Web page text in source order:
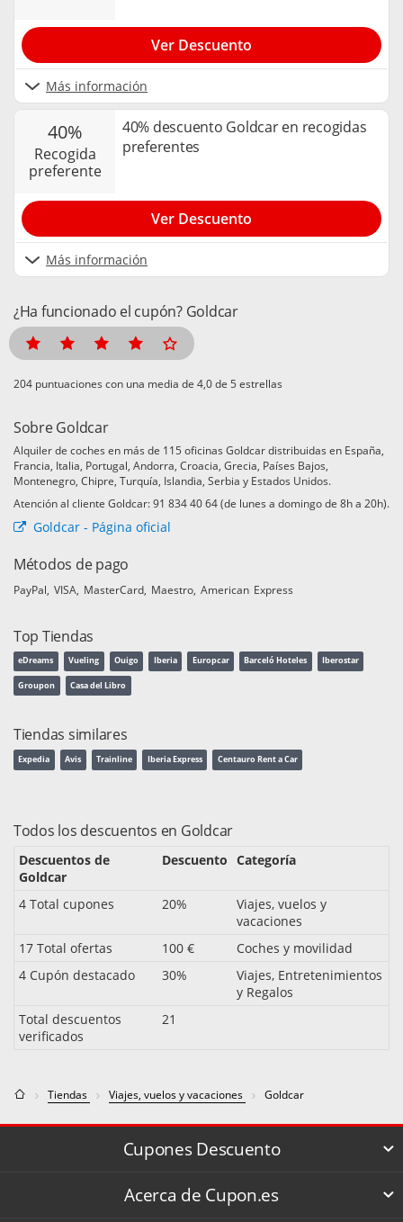
Más información
Ver Descuento
40%
recogida
preferente
40% descuento Goldcar en recogidas
preferentes
Más información
Ver Descuento
¿Ha funcionado el cupón? Goldcar
puntuaciones con una media de de 5 estrellas
Sobre Goldcar
Alquiler de coches en más de 115 oficinas Goldcar distribuidas en España,
Francia, Italia, Portugal, Andorra, Croacia, Grecia, Países Bajos,
Montenegro, Chipre, Turquía, Islandia, Serbia y Estados Unidos.
Atención al cliente Goldcar: 91 834 40 64 (de lunes a domingo de 8h a 20h).
Goldcar - Página oficial
Métodos de pago
PayPal VISA MasterCard Maestro American Express
Top Tiendas
eDreams Vueling Ouigo Iberia Europcar Barceló Hoteles Iberostar
Groupon Casa del Libro
Tiendas similares
Expedia Avis Trainline Iberia Express Centauro Rent a Car
Todos los descuentos en Goldcar
Descuentos de
Goldcar
Descuento Categoría
4 Total cupones 20%
Viajes, vuelos y
vacaciones
17 Total ofertas
100 €
Coches y movilidad
4 Cupón destacado
30%
Viajes, Entretenimientos
y Regalos
Total descuentos
verificados
21
Tiendas Viajes, vuelos y vacaciones Goldcar
Cupones Descuento
Acerca de Cupon.es